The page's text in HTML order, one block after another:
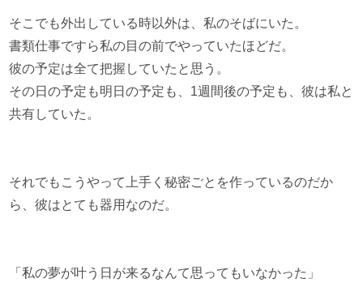
そこでも外出している時以外は、私のそばにいた。
書類仕事ですら私の目の前でやっていたほどだ。
彼の予定は全て把握していたと思う。
その日の予定も明日の予定も、1週間後の予定も、彼は私と
共有していた。
それでもこうやって上手く秘密ごとを作っているのだか
ら、彼はとても器用なのだ。
「私の夢が叶う日が来るなんて思ってもいなかった」